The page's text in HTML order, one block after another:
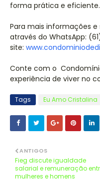
forma prática e eficiente.
Para mais informações
através do WhatsApp:
site:
Conte com o
experiência de viver no
Tags Eu Amo Cristalina
ANTIGOS
Fieg discute igualdade
salarial e remuneração
mulheres e homens